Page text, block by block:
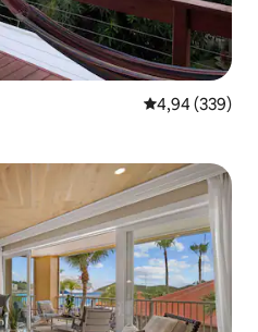
4,94 af 5 í
4,94 (339)